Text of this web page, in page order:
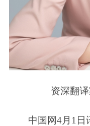
资深翻
中国网4月1日